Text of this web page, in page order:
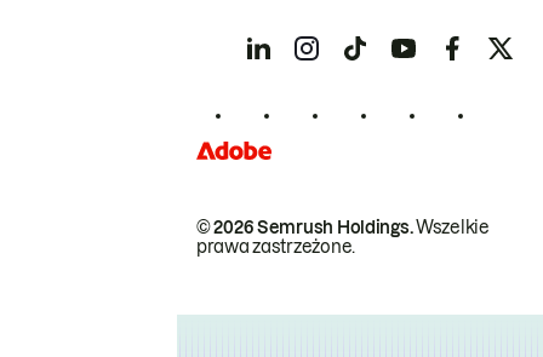
© 2026 Semrush Holdings.Wszelkie
prawa zastrzeżone.